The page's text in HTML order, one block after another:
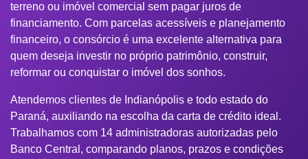
terreno ou imóvel comercial sem pagar juros de
financiamento. Com parcelas acessíveis e planejamento
financeiro, o consórcio é uma excelente alternativa para
quem deseja investir no próprio patrimônio, construir,
reformar ou conquistar o imóvel dos sonhos.
Atendemos clientes de Indianópolis e todo estado do
Paraná, auxiliando na escolha da carta de crédito ideal.
Trabalhamos com 14 administradoras autorizadas pelo
Banco Central, comparando planos, prazos e condições